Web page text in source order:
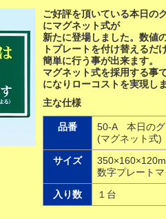
ご好評を頂いている本日の
にマグネット式が
新たに登場しました。数値
トプレートを付け替えるだ
簡単に行う事が出来ます。
マグネット式を採用する事
になりローコストを実現しま
主な仕様
品番
50-A 本日のグ
(マグネット式)
サイズ
数字プレート
入り数
１台